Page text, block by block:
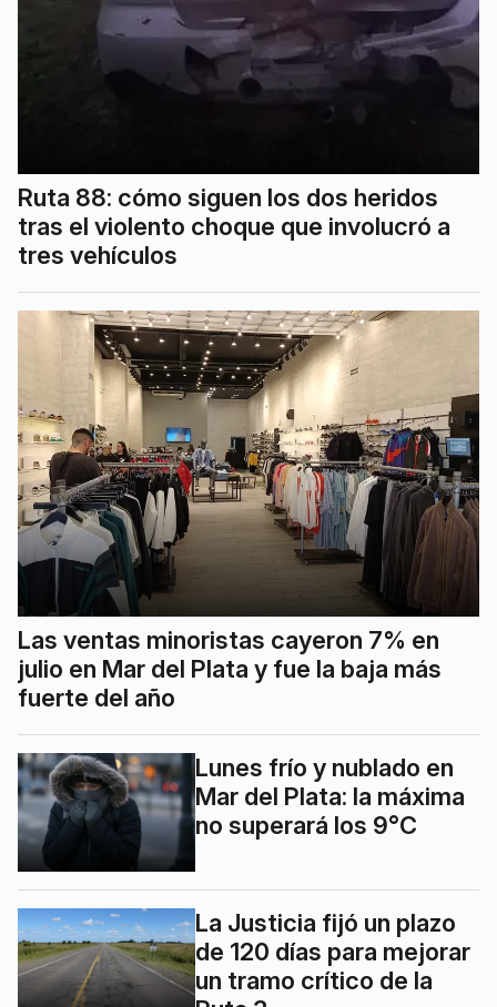
Ruta 88: cómo siguen los dos heridos
tras el violento choque que involucró a
tres vehículos
Las ventas minoristas cayeron 7% en
julio en Mar del Plata y fue la baja más
fuerte del año
Lunes frío y nublado en
Mar del Plata: la máxima
no superará los 9°C
La Justicia fijó un plazo
de 120 días para mejorar
un tramo crítico de la